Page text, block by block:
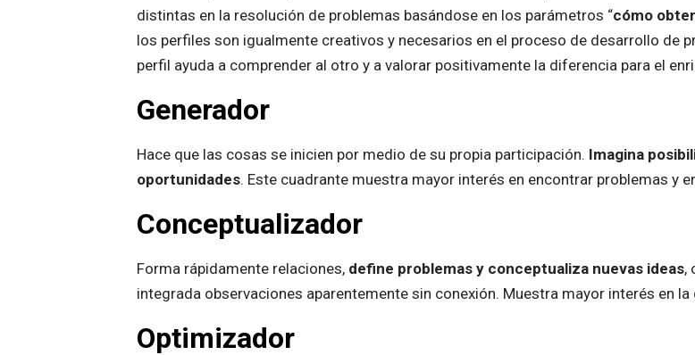
distintas en la resolución de problemas basándose en los parámetros “cómo
los perfiles son igualmente creativos y necesarios en el proceso de desarrollo de
perfil ayuda a comprender al otro y a valorar positivamente la diferencia para el
Generador
Hace que las cosas se inicien por medio de su propia participación. Imagina
oportunidades. Este cuadrante muestra mayor interés en encontrar problemas y
Conceptualizador
Forma rápidamente relaciones, define problemas y conceptualiza nuevas ideas,
integrada observaciones aparentemente sin conexión. Muestra mayor interés en
Optimizador